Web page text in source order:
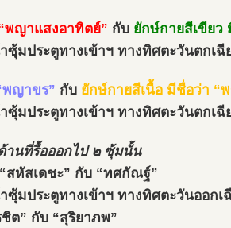
พญาแสงอาทิตย์” กับ ยักษ์กายสีเขีย
ซุ้มประตูทางเข้าฯ ทางทิศตะวันตกเฉี
พญาขร” กับ ยักษ์กายสีเนื้อ มีชื่อว่า “
ซุ้มประตูทางเข้าฯ ทางทิศตะวันตกเฉี
านที่รื้อออกไป ๒ ซุ้มนั้น
สหัสเดชะ” กับ “ทศกัณฐ์”
ซุ้มประตูทางเข้าฯ ทางทิศตะวันออกเ
ต” กับ “สุริยาภพ”